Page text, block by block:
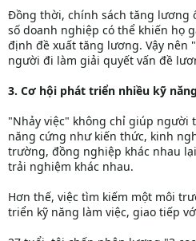
Đồng thời, chính sách tăng lương
số doanh nghiệp có thể khiến họ
định đề xuất tăng lương. Vậy nên
người đi làm giải quyết vấn đề
3. Cơ hội phát triển nhiều kỹ năng
"Nhảy việc" không chỉ giúp người
năng cứng như kiến thức, kinh
trường, đồng nghiệp khác nhau
trải nghiệm khác nhau.
Hơn thế, việc tìm kiếm một môi
triển kỹ năng làm việc, giao tiếp